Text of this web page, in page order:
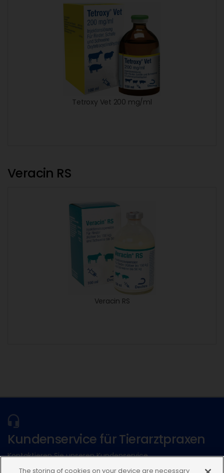
Tetroxy Vet 200 mg/ml
Veracin RS
Veracin RS
Kundenservice für Tierarztpraxen
Kontaktieren Sie unseren Kundenservice.
The storing of cookies on your device are necessary